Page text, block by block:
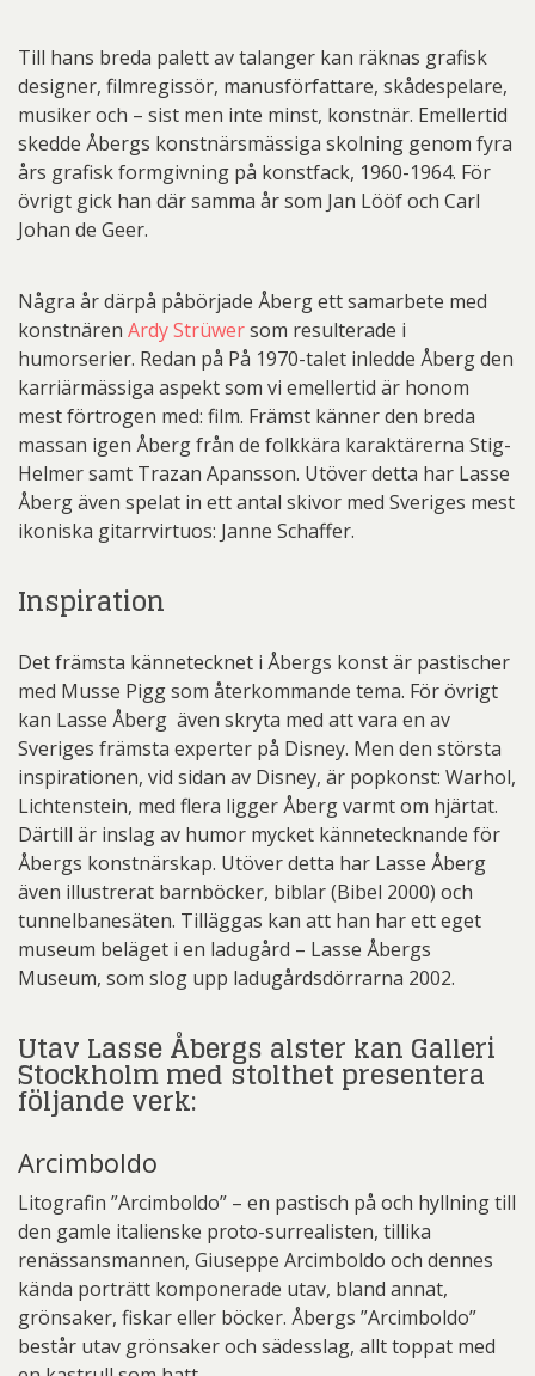
Till hans breda palett av talanger kan räknas grafisk
designer, filmregissör, manusförfattare, skådespelare,
musiker och – sist men inte minst, konstnär. Emellertid
skedde Åbergs konstnärsmässiga skolning genom fyra
års grafisk formgivning på konstfack, 1960-1964. För
övrigt gick han där samma år som Jan Lööf och Carl
Johan de Geer.
Några år därpå påbörjade Åberg ett samarbete med
konstnären Ardy Strüwersom resulterade i
humorserier. Redan på På 1970-talet inledde Åberg den
karriärmässiga aspekt som vi emellertid är honom
mest förtrogen med: film. Främst känner den breda
massan igen Åberg från de folkkära karaktärerna Stig-
Helmer samt Trazan Apansson. Utöver detta har Lasse
Åberg även spelat in ett antal skivor med Sveriges mest
ikoniska gitarrvirtuos: Janne Schaffer.
Inspiration
Det främsta kännetecknet i Åbergs konst är pastischer
med Musse Pigg som återkommande tema. För övrigt
kan Lasse Åberg även skryta med att vara en av
Sveriges främsta experter på Disney. Men den största
inspirationen, vid sidan av Disney, är popkonst: Warhol,
Lichtenstein, med flera ligger Åberg varmt om hjärtat.
Därtill är inslag av humor mycket kännetecknande för
Åbergs konstnärskap. Utöver detta har Lasse Åberg
även illustrerat barnböcker, biblar (Bibel 2000) och
tunnelbanesäten. Tilläggas kan att han har ett eget
museum beläget i en ladugård – Lasse Åbergs
Museum, som slog upp ladugårdsdörrarna 2002.
Utav Lasse Åbergs alster kan Galleri
Stockholm med stolthet presentera
följande verk:
Arcimboldo
Litografin ”Arcimboldo” – en pastisch på och hyllning till
den gamle italienske proto-surrealisten, tillika
renässansmannen, Giuseppe Arcimboldo och dennes
kända porträtt komponerade utav, bland annat,
grönsaker, fiskar eller böcker. Åbergs ”Arcimboldo”
består utav grönsaker och sädesslag, allt toppat med